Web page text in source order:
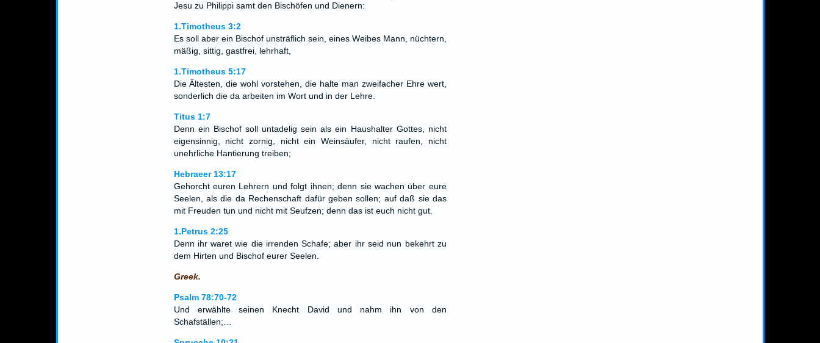
Jesu zu Philippi samt den Bischöfen und Dienern:
1.Timotheus 3:2
Es soll aber ein Bischof unsträflich sein, eines Weibes Mann, nüchtern,
mäßig, sittig, gastfrei, lehrhaft,
1.Timotheus 5:17
Die Ältesten, die wohl vorstehen, die halte man zweifacher Ehre wert,
sonderlich die da arbeiten im Wort und in der Lehre.
Titus 1:7
Denn ein Bischof soll untadelig sein als ein Haushalter Gottes, nicht
eigensinnig, nicht zornig, nicht ein Weinsäufer, nicht raufen, nicht
unehrliche Hantierung treiben;
Hebraeer 13:17
Gehorcht euren Lehrern und folgt ihnen; denn sie wachen über eure
Seelen, als die da Rechenschaft dafür geben sollen; auf daß sie das
mit Freuden tun und nicht mit Seufzen; denn das ist euch nicht gut.
1.Petrus 2:25
Denn ihr waret wie die irrenden Schafe; aber ihr seid nun bekehrt zu
dem Hirten und Bischof eurer Seelen.
Greek.
Psalm 78:70-72
Und erwählte seinen Knecht David und nahm ihn von den
Schafställen;…